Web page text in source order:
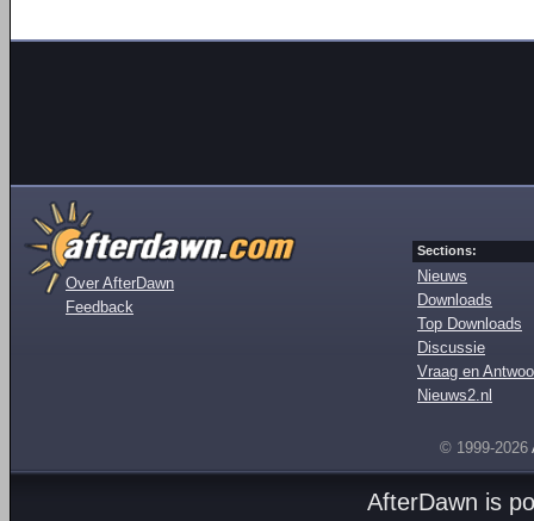
Over AfterDawn
Feedback
Sections:
Nieuws
Downloads
Top Downloads
Discussie
Vraag en
Nieuws2.nl
© 1999-2026
AfterDawn is